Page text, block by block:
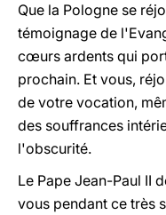
Que la Pologne se
témoignage de
cœurs ardents qui
prochain. Et vous,
de votre vocation,
des souffrances
l'obscurité.
Le Pape Jean-Paul II
vous pendant ce très